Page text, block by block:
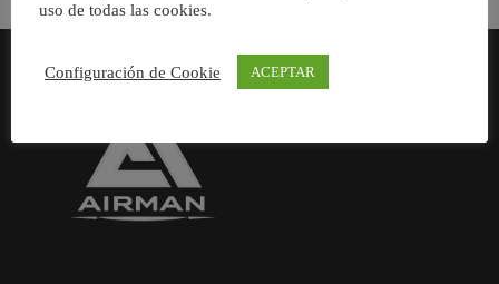
uso de todas las cookies.
Configuración de Cookie ACEPTAR